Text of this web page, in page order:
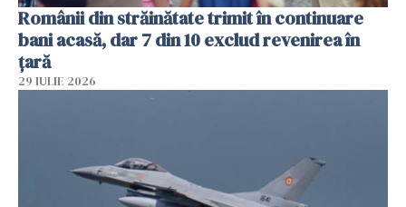
Românii din străinătate trimit în continuare
bani acasă, dar 7 din 10 exclud revenirea în
țară
29 IULIE 2026